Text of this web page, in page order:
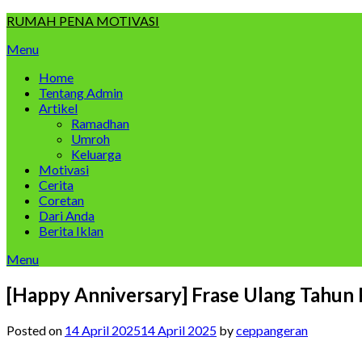
Skip
content
RUMAH PENA MOTIVASI
Menu
Home
Tentang Admin
Artikel
Ramadhan
Umroh
Keluarga
Motivasi
Cerita
Coretan
Dari Anda
Berita Iklan
Menu
[Happy Anniversary] Frase Ulang Tahun
Posted on 14 April 202514 April 2025 byceppangeran